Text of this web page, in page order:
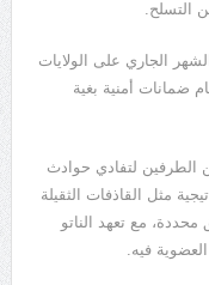
التسلح.
الجاري على الولايات
ضمانات أمنية بغية
الطرفين لتفادي حوادث
مثل القاذفات الثقيلة
مع تعهد الناتو
فيه.